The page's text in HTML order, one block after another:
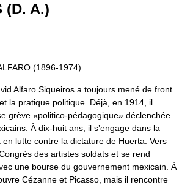
(D. A.)
(1896-1974)
Alfaro Siqueiros a toujours mené de front
la pratique politique. Déjà, en 1914, il
grève «politico-pédagogique» déclenchée
À dix-huit ans, il s’engage dans la
lutte contre la dictature de Huerta. Vers
des artistes soldats et se rend
une bourse du gouvernement mexicain. À
Cézanne et Picasso, mais il rencontre